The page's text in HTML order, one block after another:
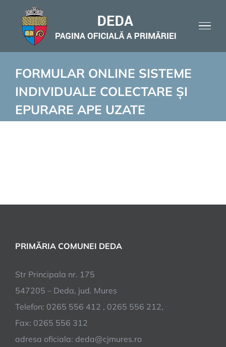
content
FORMULAR ONLINE SISTEME
INDIVIDUALE COLECTARE ȘI
EPURARE APE UZATE
PRIMĂRIA COMUNEI DEDA
Str Principala nr. 175
547205 – Deda, jud. Mures
Telefon: 0265 556 412 , 0265 556 212,
Fax: 0265 556 312
adresa oficiala: deda@cjmures.ro